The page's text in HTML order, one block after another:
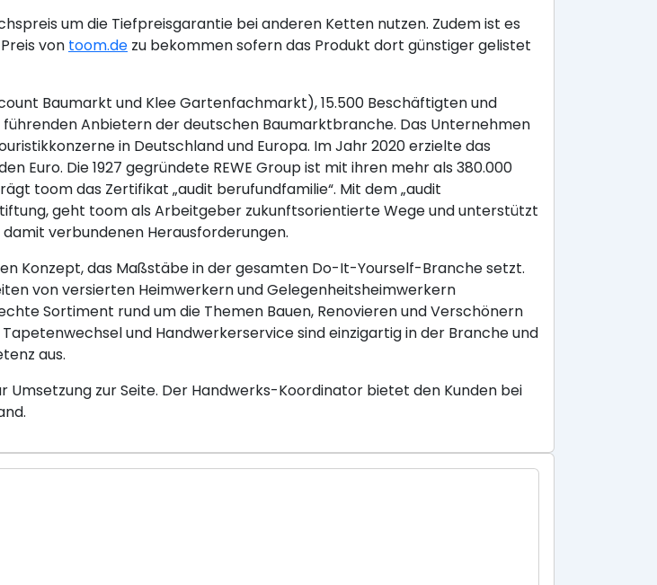
um die Tiefpreisgarantie bei anderen Ketten nutzen. Zudem ist es
von toom.de zu bekommen sofern das Produkt dort günstiger gelistet
Baumarkt und Klee Gartenfachmarkt), 15.500 Beschäftigten und
Anbietern der deutschen Baumarktbranche. Das Unternehmen
in Deutschland und Europa. Im Jahr 2020 erzielte das
Euro. Die 1927 gegründete REWE Group ist mit ihren mehr als 380.000
toom das Zertifikat „audit berufundfamilie“. Mit dem „audit
geht toom als Arbeitgeber zukunftsorientierte Wege und unterstützt
verbundenen Herausforderungen.
Konzept, das Maßstäbe in der gesamten Do-It-Yourself-Branche setzt.
von versierten Heimwerkern und Gelegenheitsheimwerkern
Sortiment rund um die Themen Bauen, Renovieren und Verschönern
und Handwerkerservice sind einzigartig in der Branche und
aus.
zur Seite. Der Handwerks-Koordinator bietet den Kunden bei